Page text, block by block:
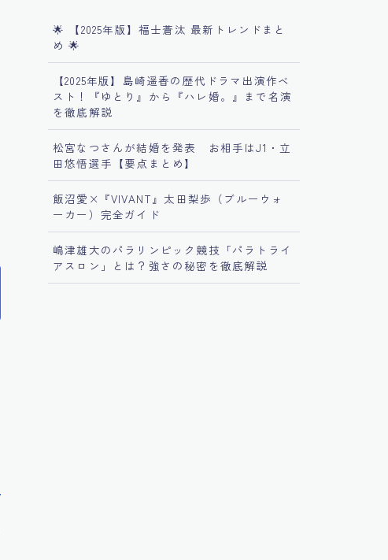
🌟 【2025年版】福士蒼汰 最新トレンドまと
め 🌟
【2025年版】島崎遥香の歴代ドラマ出演作ベ
スト！『ゆとり』から『ハレ婚。』まで名演
を徹底解説
松宮なつさんが結婚を発表 お相手はJ1・立
田悠悟選手【要点まとめ】
飯沼愛×『VIVANT』太田梨歩（ブルーウォ
ーカー）完全ガイド
嶋津雄大のパラリンピック競技「パラトライ
アスロン」とは？強さの秘密を徹底解説